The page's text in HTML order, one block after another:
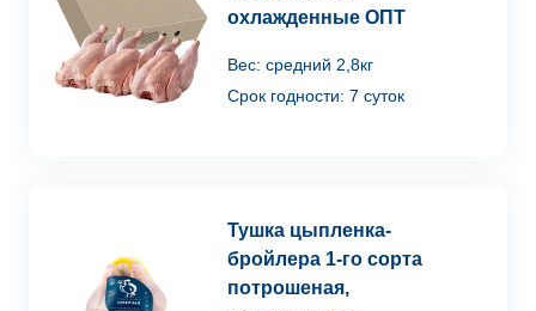
охлажденные ОПТ
Вес: средний 2,8кг
Срок годности: 7 суток
Тушка цыпленка-
бройлера 1-го сорта
потрошеная,